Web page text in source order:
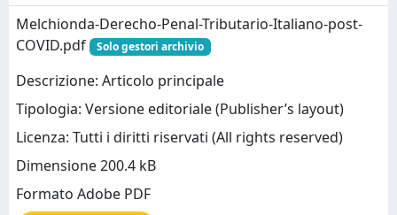
Melchionda-Derecho-Penal-Tributario-Italiano-post-
COVID.pdf
Solo gestori archivio
Descrizione: Articolo principale
Tipologia: Versione editoriale (Publisher’s layout)
Licenza: Tutti i diritti riservati (All rights reserved)
Dimensione 200.4 kB
Formato Adobe PDF